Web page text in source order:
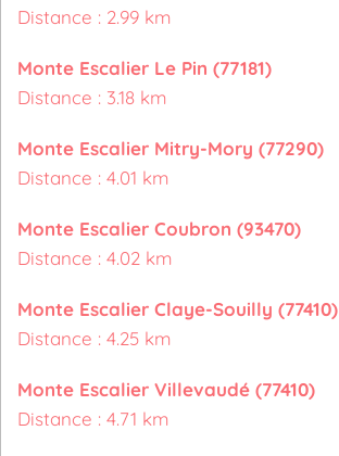
Distance : 2.99 km
Monte Escalier Le Pin (77181)
Distance : 3.18 km
Monte Escalier Mitry-Mory (77290)
Distance : 4.01 km
Monte Escalier Coubron (93470)
Distance : 4.02 km
Monte Escalier Claye-Souilly (77410)
Distance : 4.25 km
Monte Escalier Villevaudé (77410)
Distance : 4.71 km